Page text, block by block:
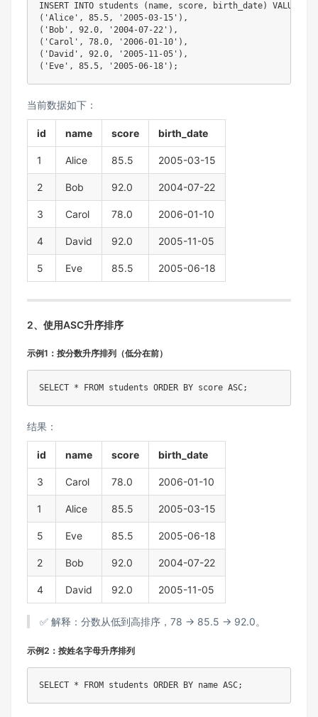
INSERT INTO students ( name, score, birth_date)
VALUES
( 'Alice' , 85.5, '2005-03-15' ) ,
( 'Bob' , 92.0, '2004-07-22' ) ,
( 'Carol' , 78.0, '2006-01-10' ) ,
( 'David' , 92.0, '2005-11-05' ) ,
( 'Eve' , 85.5, '2005-06-18' ) ;
当前数据如下：
id name score birth_date
1 Alice 85.5 2005-03-15
2 Bob 92.0 2004-07-22
3 Carol 78.0 2006-01-10
4 David 92.0 2005-11-05
5 Eve 85.5 2005-06-18
2、使用ASC升序排序
示例1：按分数升序排列（低分在前）
SELECT * FROM students ORDER BY score ASC;
结果：
id name score birth_date
3 Carol 78.0 2006-01-10
1 Alice 85.5 2005-03-15
5 Eve 85.5 2005-06-18
2 Bob 92.0 2004-07-22
4 David 92.0 2005-11-05
✅ 解释：分数从低到高排序，78 → 85.5 → 92.0。
示例2：按姓名字母升序排列
SELECT * FROM students ORDER BY name ASC;